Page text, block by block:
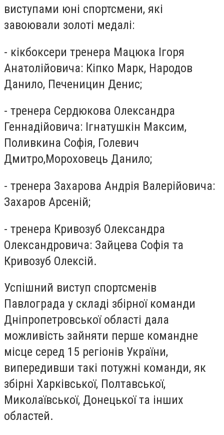
виступами юні спортсмени, які
завоювали золоті медалі:
- кікбоксери тренера Мацюка Ігоря
Анатолійовича: Кіпко Марк, Народов
Данило, Печеницин Денис;
- тренера Сердюкова Олександра
Геннадійовича: Ігнатушкін Максим,
Поливкина Софія, Голевич
Дмитро,Мороховець Данило;
- тренера Захарова Андрія Валерійовича:
Захаров Арсеній;
- тренера Кривозуб Олександра
Олександровича: Зайцева Софія та
Кривозуб Олексій.
Успішний виступ спортсменів
Павлограда у складі збірної команди
Дніпропетровської області дала
можливість зайняти перше командне
місце серед 15 регіонів України,
випередивши такі потужні команди, як
збірні Харківської, Полтавської,
Миколаївської, Донецької та інших
областей.